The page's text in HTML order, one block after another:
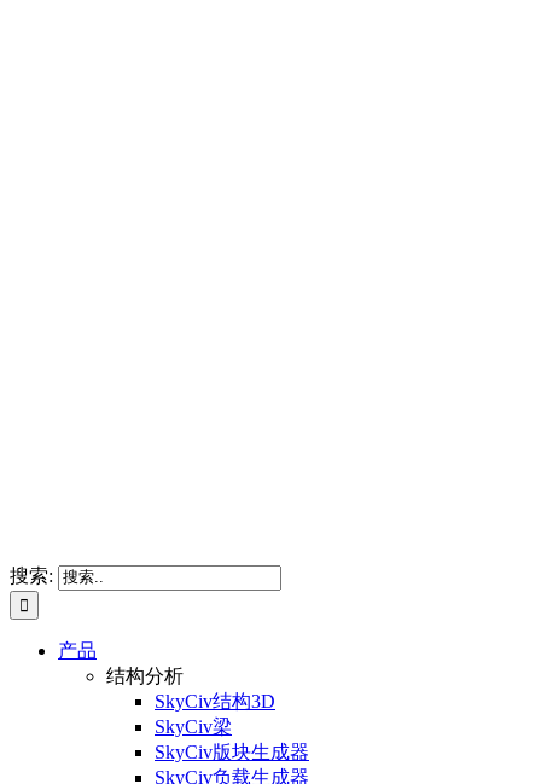
搜索:
产品
结构分析
SkyCiv结构3D
SkyCiv梁
SkyCiv版块生成器
SkyCiv负载生成器